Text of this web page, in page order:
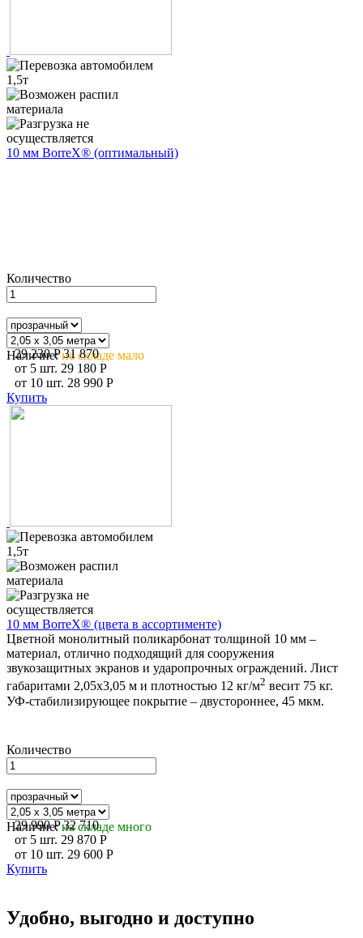
10 мм BorreX® (оптимальный)
Количество
Наличие: на складе мало
29 230 P 31 870
от 5 шт. 29 180 P
от 10 шт. 28 990 P
Купить
10 мм BorreX® (цвета в ассортименте)
Цветной монолитный поликарбонат толщиной 10 мм –
материал, отлично подходящий для сооружения
звукозащитных экранов и ударопрочных ограждений. Лист
габаритами 2,05х3,05 м и плотностью 12 кг/м2 весит 75 кг.
УФ-стабилизирующее покрытие – двустороннее, 45 мкм.
Количество
Наличие: на складе много
29 990 P 32 710
от 5 шт. 29 870 P
от 10 шт. 29 600 P
Купить
Удобно, выгодно и доступно